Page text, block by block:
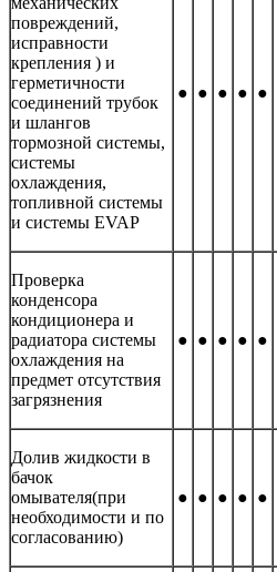
повреждений,
исправности
крепления ) и
герметичности
соединений трубок
и шлангов
тормозной системы,
системы
охлаждения,
топливной системы
и системы EVAP
● ● ● ● ●
Проверка
конденсора
кондиционера и
радиатора системы
охлаждения на
предмет отсутствия
загрязнения
● ● ● ● ●
Долив жидкости в
бачок
омывателя(при
необходимости и по
согласованию)
● ● ● ● ●